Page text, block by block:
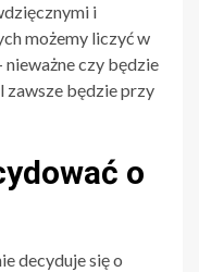
i
możemy liczyć w
nieważne czy będzie
zawsze będzie przy
o
decyduje się o